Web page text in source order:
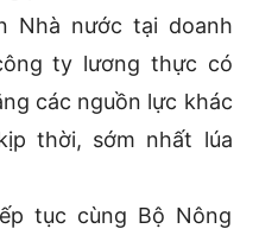
Nhà nước tại doanh
ty lương thực có
các nguồn lực khác
thời, sớm nhất lúa
tục cùng Bộ Nông